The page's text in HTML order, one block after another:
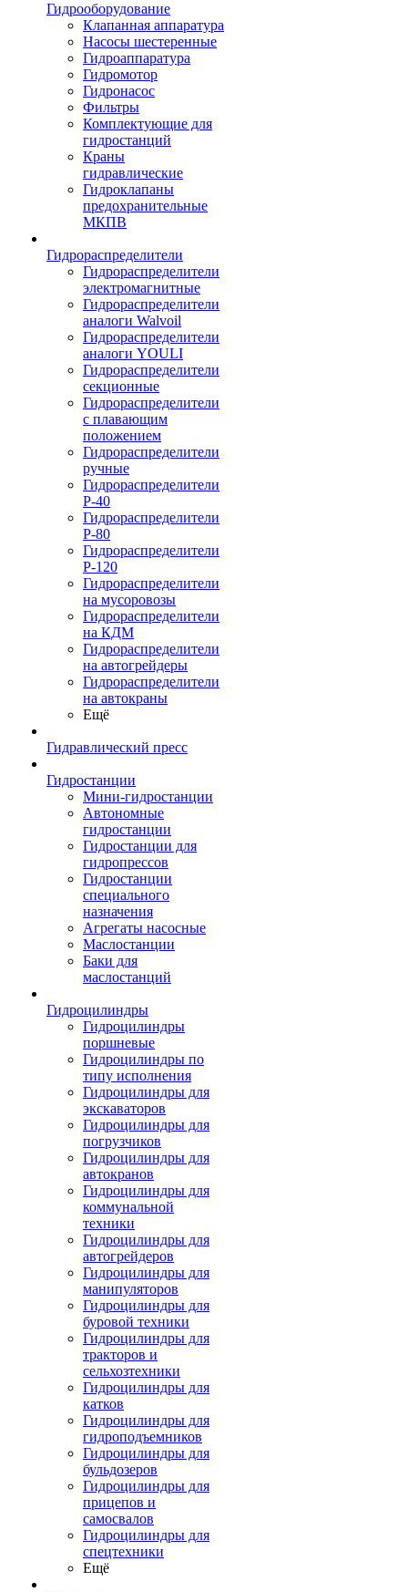
Гидрооборудование
Клапанная аппаратура
Насосы шестеренные
Гидроаппаратура
Гидромотор
Гидронасос
Фильтры
Комплектующие для
гидростанций
Краны
гидравлические
Гидроклапаны
предохранительные
МКПВ
Гидрораспределители
Гидрораспределители
электромагнитные
Гидрораспределители
аналоги Walvoil
Гидрораспределители
аналоги YOULI
Гидрораспределители
секционные
Гидрораспределители
с плавающим
положением
Гидрораспределители
ручные
Гидрораспределители
Р-40
Гидрораспределители
Р-80
Гидрораспределители
Р-120
Гидрораспределители
на мусоровозы
Гидрораспределители
на КДМ
Гидрораспределители
на автогрейдеры
Гидрораспределители
на автокраны
Ещё
Гидравлический пресс
Гидростанции
Мини-гидростанции
Автономные
гидростанции
Гидростанции для
гидропрессов
Гидростанции
специального
назначения
Агрегаты насосные
Маслостанции
Баки для
маслостанций
Гидроцилиндры
Гидроцилиндры
поршневые
Гидроцилиндры по
типу исполнения
Гидроцилиндры для
экскаваторов
Гидроцилиндры для
погрузчиков
Гидроцилиндры для
автокранов
Гидроцилиндры для
коммунальной
техники
Гидроцилиндры для
автогрейдеров
Гидроцилиндры для
манипуляторов
Гидроцилиндры для
буровой техники
Гидроцилиндры для
тракторов и
сельхозтехники
Гидроцилиндры для
катков
Гидроцилиндры для
гидроподъемников
Гидроцилиндры для
бульдозеров
Гидроцилиндры для
прицепов и
самосвалов
Гидроцилиндры для
спецтехники
Ещё